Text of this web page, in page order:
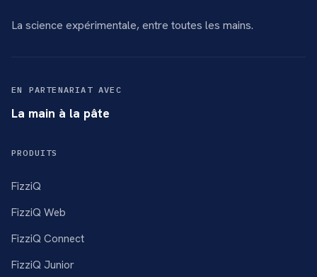
La science expérimentale, entre toutes les mains.
EN PARTENARIAT AVEC
La main à la pâte
PRODUITS
FizziQ
FizziQ Web
FizziQ Connect
FizziQ Junior